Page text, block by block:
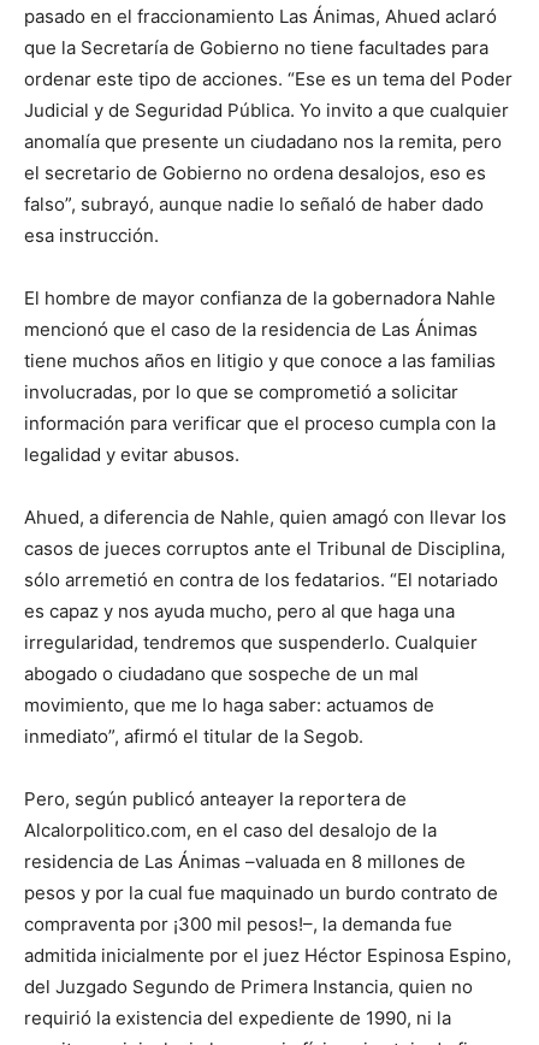
pasado en el fraccionamiento Las Ánimas, Ahued aclaró
que la Secretaría de Gobierno no tiene facultades para
ordenar este tipo de acciones. “Ese es un tema del Poder
Judicial y de Seguridad Pública. Yo invito a que cualquier
anomalía que presente un ciudadano nos la remita, pero
el secretario de Gobierno no ordena desalojos, eso es
falso”, subrayó, aunque nadie lo señaló de haber dado
esa instrucción.
El hombre de mayor confianza de la gobernadora Nahle
mencionó que el caso de la residencia de Las Ánimas
tiene muchos años en litigio y que conoce a las familias
involucradas, por lo que se comprometió a solicitar
información para verificar que el proceso cumpla con la
legalidad y evitar abusos.
Ahued, a diferencia de Nahle, quien amagó con llevar los
casos de jueces corruptos ante el Tribunal de Disciplina,
sólo arremetió en contra de los fedatarios. “El notariado
es capaz y nos ayuda mucho, pero al que haga una
irregularidad, tendremos que suspenderlo. Cualquier
abogado o ciudadano que sospeche de un mal
movimiento, que me lo haga saber: actuamos de
inmediato”, afirmó el titular de la Segob.
Pero, según publicó anteayer la reportera de
Alcalorpolitico.com, en el caso del desalojo de la
residencia de Las Ánimas –valuada en 8 millones de
pesos y por la cual fue maquinado un burdo contrato de
compraventa por ¡300 mil pesos!–, la demanda fue
admitida inicialmente por el juez Héctor Espinosa Espino,
del Juzgado Segundo de Primera Instancia, quien no
requirió la existencia del expediente de 1990, ni la